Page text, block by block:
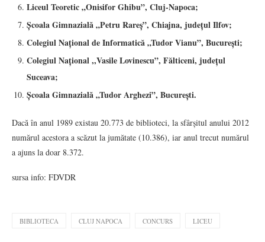
Liceul Teoretic „Onisifor Ghibu”, Cluj-Napoca;
Școala Gimnazială „Petru Rareș”, Chiajna, județul Ilfov;
Colegiul Național de Informatică „Tudor Vianu”, București;
Colegiul Național ,,Vasile Lovinescu”, Fălticeni, județul
Suceava;
Școala Gimnazială „Tudor Arghezi”, București.
Dacă în anul 1989 existau 20.773 de biblioteci, la sfârșitul anului 2012
numărul acestora a scăzut la jumătate (10.386), iar anul trecut numărul
a ajuns la doar 8.372.
sursa info: FDVDR
BIBLIOTECA CLUJ NAPOCA CONCURS LICEU